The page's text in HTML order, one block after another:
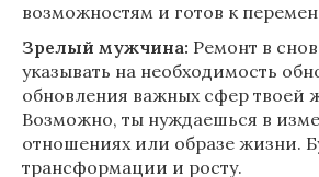
возможностям и готов к
Зрелый мужчина: Ремонт в
указывать на необходимость
обновления важных сфер твоей
Возможно, ты нуждаешься в
отношениях или образе жизни.
трансформации и росту.